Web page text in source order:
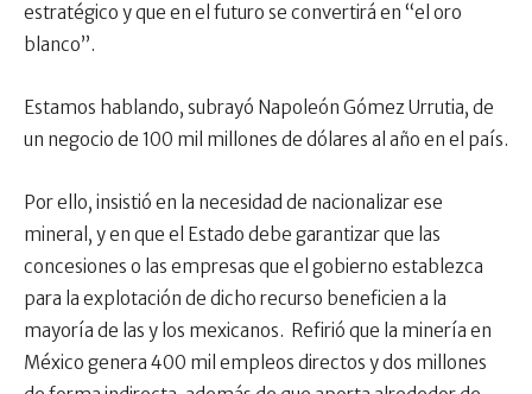
estratégico y que en el futuro se convertirá en “el oro
blanco”.
Estamos hablando, subrayó Napoleón Gómez Urrutia, de
un negocio de 100 mil millones de dólares al año en el país.
Por ello, insistió en la necesidad de nacionalizar ese
mineral, y en que el Estado debe garantizar que las
concesiones o las empresas que el gobierno establezca
para la explotación de dicho recurso beneficien a la
mayoría de las y los mexicanos. Refirió que la minería en
México genera 400 mil empleos directos y dos millones